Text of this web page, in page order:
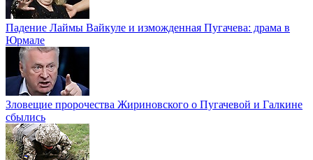
Падение Лаймы Вайкуле и изможденная Пугачева: драма в
Юрмале
Зловещие пророчества Жириновского о Пугачевой и Галкине
сбылись